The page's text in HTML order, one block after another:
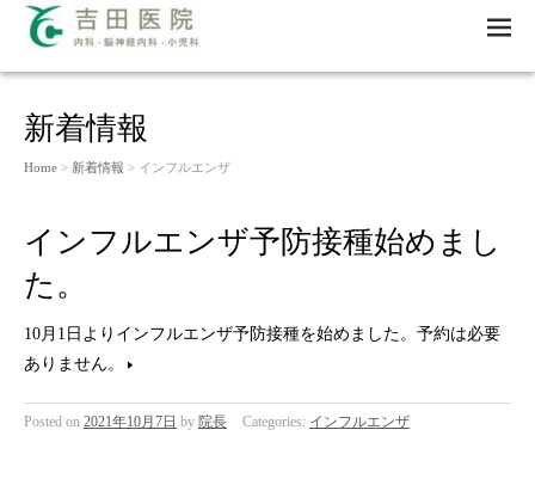
新着情報
Home > 新着情報 > インフルエンザ
インフルエンザ予防接種始めまし
た。
10月1日よりインフルエンザ予防接種を始めました。予約は必要
ありません。
Posted on 2021年10月7日 by 院長 Categories: インフルエンザ